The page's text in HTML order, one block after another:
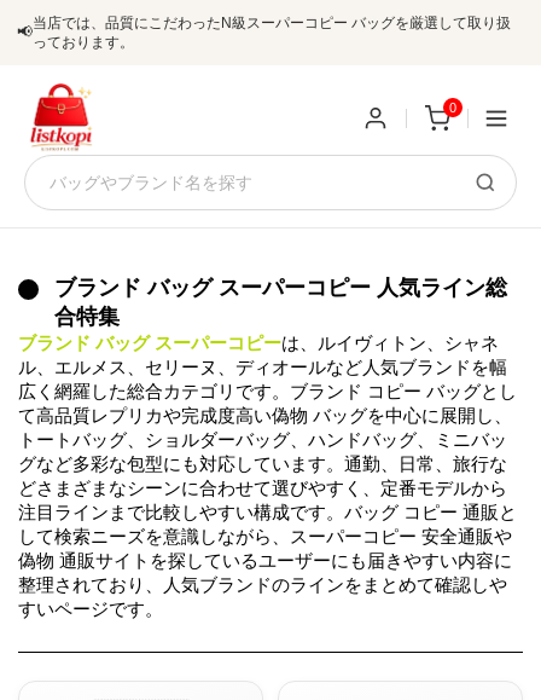
📢当店では、品質にこだわったN級スーパーコピー バッグを厳選して取り扱
っております。
新
ザ
ー
登
録
ン
オ
ー
ダ
ー
管
お
知
ら
せ
listkopis@gmail.com
ホ
ー
ム
ッ
0
ブランド バッグ スーパーコピー 人気ライン総
合特集
ブランド バッグ スーパーコピーは、ルイヴィトン、シャネ
ル、エルメス、セリーヌ、ディオールなど人気ブランドを幅
広く網羅した総合カテゴリです。ブランド コピー バッグとし
て高品質レプリカや完成度高い偽物 バッグを中心に展開し、
トートバッグ、ショルダーバッグ、ハンドバッグ、ミニバッ
グなど多彩な包型にも対応しています。通勤、日常、旅行な
どさまざまなシーンに合わせて選びやすく、定番モデルから
注目ラインまで比較しやすい構成です。バッグ コピー 通販と
して検索ニーズを意識しながら、スーパーコピー 安全通販や
偽物 通販サイトを探しているユーザーにも届きやすい内容に
整理されており、人気ブランドのラインをまとめて確認しや
すいページです。